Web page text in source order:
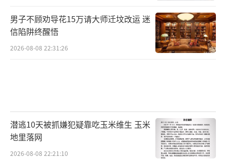
男子不顾劝导花15万请大师迁坟改运 迷
信陷阱终醒悟
2026-08-08 22:31:26
潜逃10天被抓嫌犯疑靠吃玉米维生 玉米
地里落网
2026-08-08 22:21:10